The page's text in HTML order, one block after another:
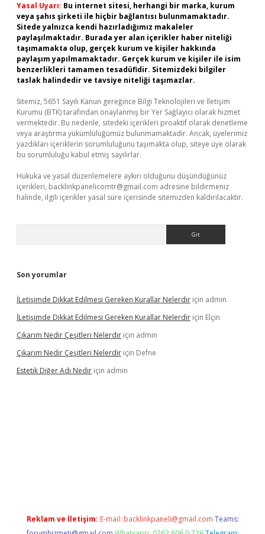
Yasal Uyarı: Bu internet sitesi, herhangi bir marka, kurum
veya şahıs şirketi ile hiçbir bağlantısı bulunmamaktadır.
Sitede yalnızca kendi hazırladığımız makaleler
paylaşılmaktadır. Burada yer alan içerikler haber niteliği
taşımamakta olup, gerçek kurum ve kişiler hakkında
paylaşım yapılmamaktadır. Gerçek kurum ve kişiler ile isim
benzerlikleri tamamen tesadüfidir. Sitemizdeki bilgiler
taslak halindedir ve tavsiye niteliği taşımazlar.
Sitemiz, 5651 Sayılı Kanun gereğince Bilgi Teknolojileri ve İletişim
Kurumu (BTK) tarafından onaylanmış bir Yer Sağlayıcı olarak hizmet
vermektedir. Bu nedenle, sitedeki içerikleri proaktif olarak denetleme
veya araştırma yükümlülüğümüz bulunmamaktadır. Ancak, üyelerimiz
yazdıkları içeriklerin sorumluluğunu taşımakta olup, siteye üye olarak
bu sorumluluğu kabul etmiş sayılırlar.
Hukuka ve yasal düzenlemelere aykırı olduğunu düşündüğünüz
içerikleri, backlinkpanelicomtr@gmail.com adresine bildirmeniz
halinde, ilgili içerikler yasal süre içerisinde sitemizden kaldırılacaktır.
Son yorumlar
İLetişimde Dikkat Edilmesi Gereken Kurallar Nelerdir için admin
İLetişimde Dikkat Edilmesi Gereken Kurallar Nelerdir için Elçin
Çıkarım Nedir Çeşitleri Nelerdir için admin
Çıkarım Nedir Çeşitleri Nelerdir için Defne
Estetik Diğer Adı Nedir için admin
Reklam ve İletişim: E-mail: backlinkpaneli@gmail.com Teams: